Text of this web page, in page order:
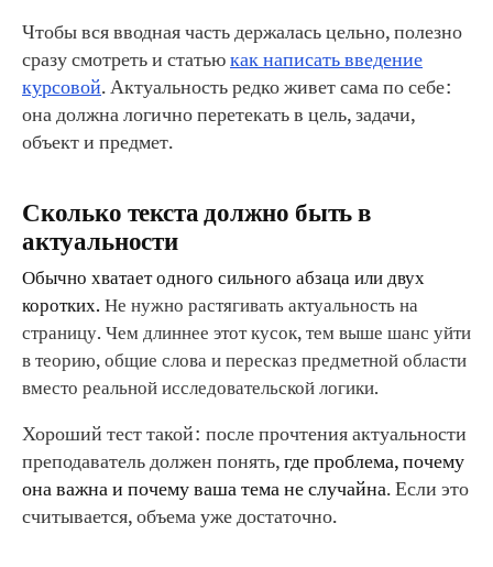
Чтобы вся вводная часть держалась цельно, полезно
сразу смотреть и статьюкак написать введение
курсовой. Актуальность редко живет сама по себе:
она должна логично перетекать в цель, задачи,
объект и предмет.
Сколько текста должно быть в
актуальности
Обычно хватает одного сильного абзаца или двух
коротких. Не нужно растягивать актуальность на
страницу. Чем длиннее этот кусок, тем выше шанс уйти
в теорию, общие слова и пересказ предметной области
вместо реальной исследовательской логики.
Хороший тест такой: после прочтения актуальности
преподаватель должен понять,где проблема, почему
она важна и почему ваша тема не случайна. Если это
считывается, объема уже достаточно.